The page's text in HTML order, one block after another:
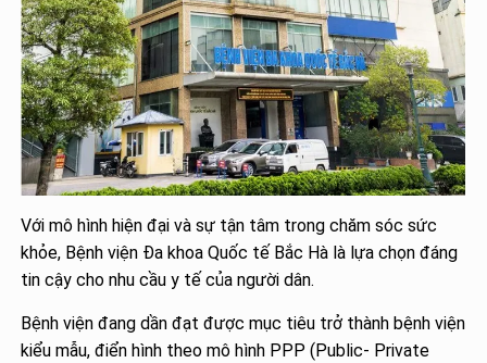
Với mô hình hiện đại và sự tận tâm trong chăm sóc sức
khỏe, Bệnh viện Đa khoa Quốc tế Bắc Hà là lựa chọn đáng
tin cậy cho nhu cầu y tế của người dân.
Bệnh viện đang dần đạt được mục tiêu trở thành bệnh viện
kiểu mẫu, điển hình theo mô hình PPP (Public- Private